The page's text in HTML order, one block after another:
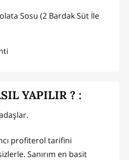
Sosu (2 Bardak Süt İle
YAPILIR ? :
profiterol tarifini
Sanırım en basit